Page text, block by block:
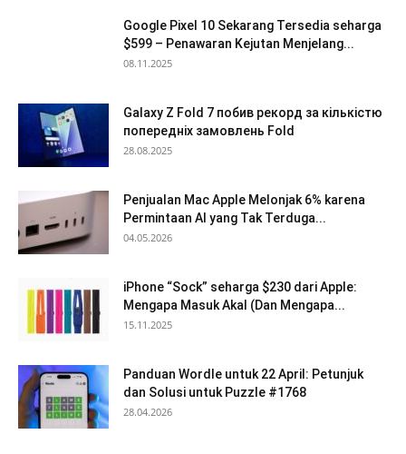
Google Pixel 10 Sekarang Tersedia seharga
$599 – Penawaran Kejutan Menjelang...
08.11.2025
Galaxy Z Fold 7 побив рекорд за кількістю
попередніх замовлень Fold
28.08.2025
Penjualan Mac Apple Melonjak 6% karena
Permintaan AI yang Tak Terduga...
04.05.2026
iPhone “Sock” seharga $230 dari Apple:
Mengapa Masuk Akal (Dan Mengapa...
15.11.2025
Panduan Wordle untuk 22 April: Petunjuk
dan Solusi untuk Puzzle #1768
28.04.2026